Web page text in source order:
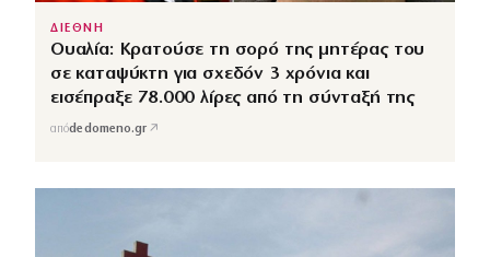
ΔΙΕΘΝΗ
Ουαλία: Κρατούσε τη σορό της μητέρας του
σε καταψύκτη για σχεδόν 3 χρόνια και
εισέπραξε 78.000 λίρες από τη σύνταξή της
απόdedomeno.gr ↗